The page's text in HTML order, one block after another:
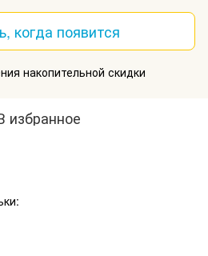
когда появится
накопительной скидки
избранное